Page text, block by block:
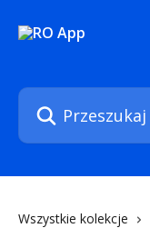
Przeszukaj artykuły...
Wszystkie kolekcje